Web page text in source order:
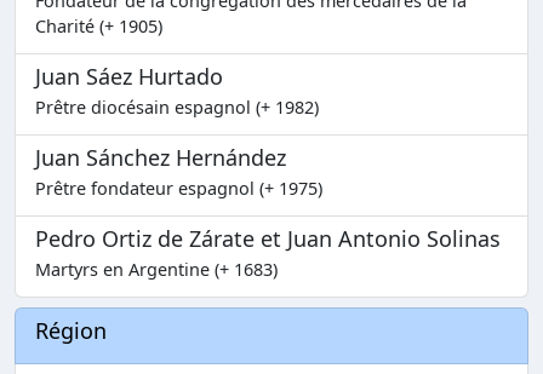
Charité (+ 1905)
Juan Sáez Hurtado
Prêtre diocésain espagnol (+ 1982)
Juan Sánchez Hernández
Prêtre fondateur espagnol (+ 1975)
Pedro Ortiz de Zárate et Juan Antonio Solinas
Martyrs en Argentine (+ 1683)
Région